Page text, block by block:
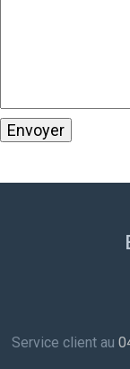
Service client au